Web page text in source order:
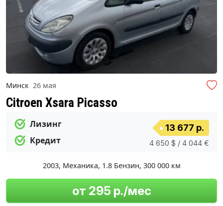
Минск 26 мая
Citroen Xsara Picasso
Лизинг
Кредит
13 677 р.
4 650 $ / 4 044 €
2003, Механика, 1.8 Бензин, 300 000 км
от 295 р./мес